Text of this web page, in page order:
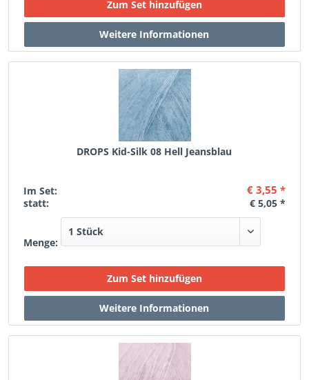
DROPS Kid-Silk 08 Hell Jeansblau
Im Set: € 3,55 *
statt: € 5,05 *
Menge: